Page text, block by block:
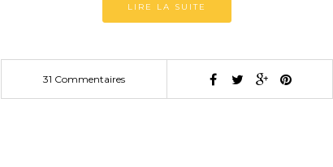
LIRE LA SUITE
31 Commentaires